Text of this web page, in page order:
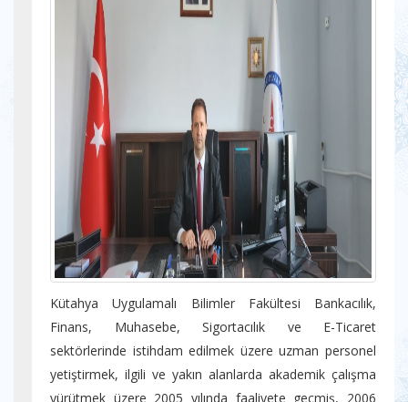
Kütahya Uygulamalı Bilimler Fakültesi Bankacılık,
Finans, Muhasebe, Sigortacılık ve E-Ticaret
sektörlerinde istihdam edilmek üzere uzman personel
yetiştirmek, ilgili ve yakın alanlarda akademik çalışma
yürütmek üzere 2005 yılında faaliyete geçmiş, 2006